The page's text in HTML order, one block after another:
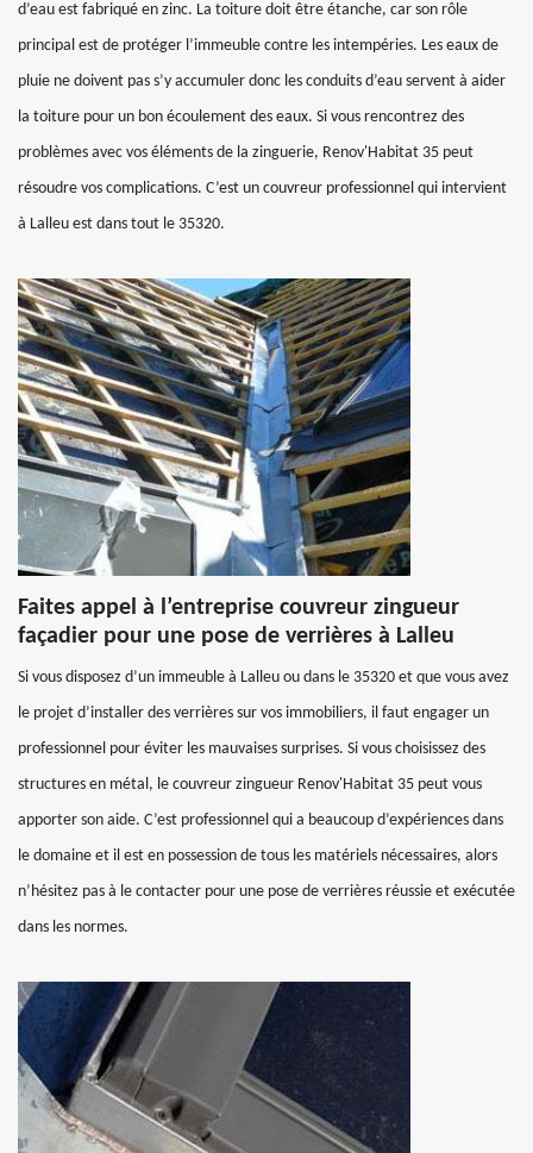
d’eau est fabriqué en zinc. La toiture doit être étanche, car son rôle
principal est de protéger l’immeuble contre les intempéries. Les eaux de
pluie ne doivent pas s’y accumuler donc les conduits d’eau servent à aider
la toiture pour un bon écoulement des eaux. Si vous rencontrez des
problèmes avec vos éléments de la zinguerie, Renov'Habitat 35 peut
résoudre vos complications. C’est un couvreur professionnel qui intervient
à Lalleu est dans tout le 35320.
Faites appel à l’entreprise couvreur zingueur
façadier pour une pose de verrières à Lalleu
Si vous disposez d’un immeuble à Lalleu ou dans le 35320 et que vous avez
le projet d’installer des verrières sur vos immobiliers, il faut engager un
professionnel pour éviter les mauvaises surprises. Si vous choisissez des
structures en métal, le couvreur zingueur Renov'Habitat 35 peut vous
apporter son aide. C’est professionnel qui a beaucoup d’expériences dans
le domaine et il est en possession de tous les matériels nécessaires, alors
n’hésitez pas à le contacter pour une pose de verrières réussie et exécutée
dans les normes.